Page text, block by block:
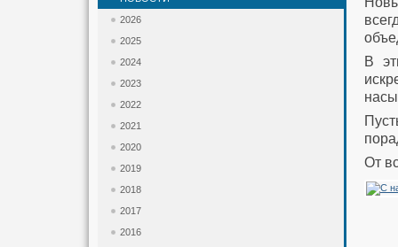
2026
2025
2024
2023
2022
2021
2020
2019
2018
2017
2016
В
От